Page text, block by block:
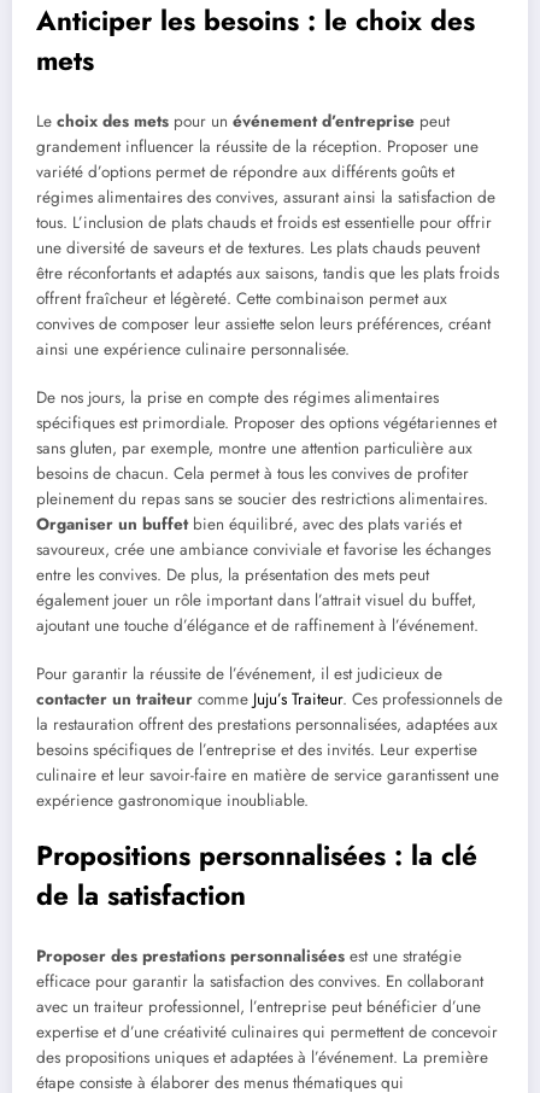
Anticiper les besoins : le choix des
mets
Le choix des mets pour un événement d’entreprise peut
grandement influencer la réussite de la réception. Proposer une
variété d’options permet de répondre aux différents goûts et
régimes alimentaires des convives, assurant ainsi la satisfaction de
tous. L’inclusion de plats chauds et froids est essentielle pour offrir
une diversité de saveurs et de textures. Les plats chauds peuvent
être réconfortants et adaptés aux saisons, tandis que les plats froids
offrent fraîcheur et légèreté. Cette combinaison permet aux
convives de composer leur assiette selon leurs préférences, créant
ainsi une expérience culinaire personnalisée.
De nos jours, la prise en compte des régimes alimentaires
spécifiques est primordiale. Proposer des options végétariennes et
sans gluten, par exemple, montre une attention particulière aux
besoins de chacun. Cela permet à tous les convives de profiter
pleinement du repas sans se soucier des restrictions alimentaires.
Organiser un buffetbien équilibré, avec des plats variés et
savoureux, crée une ambiance conviviale et favorise les échanges
entre les convives. De plus, la présentation des mets peut
également jouer un rôle important dans l’attrait visuel du buffet,
ajoutant une touche d’élégance et de raffinement à l’événement.
Pour garantir la réussite de l’événement, il est judicieux de
contacter un traiteur comme Juju’s Traiteur. Ces professionnels de
la restauration offrent des prestations personnalisées, adaptées aux
besoins spécifiques de l’entreprise et des invités. Leur expertise
culinaire et leur savoir-faire en matière de service garantissent une
expérience gastronomique inoubliable.
Propositions personnalisées : la clé
de la satisfaction
Proposer des prestations personnalisées est une stratégie
efficace pour garantir la satisfaction des convives. En collaborant
avec un traiteur professionnel, l’entreprise peut bénéficier d’une
expertise et d’une créativité culinaires qui permettent de concevoir
des propositions uniques et adaptées à l’événement. La première
étape consiste à élaborer des menus thématiques qui